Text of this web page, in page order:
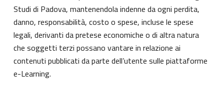
Studi di Padova, mantenendola indenne da ogni perdita,
danno, responsabilità, costo o spese, incluse le spese
legali, derivanti da pretese economiche o di altra natura
che soggetti terzi possano vantare in relazione ai
contenuti pubblicati da parte dell’utente sulle piattaforme
e-Learning.